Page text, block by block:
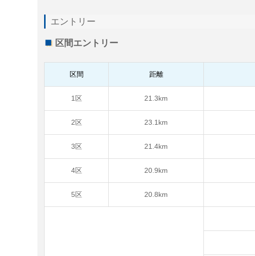
エントリー
区間エントリー
区間 距離
1区 21.3km
2区 23.1km
3区 21.4km
4区 20.9km
5区 20.8km